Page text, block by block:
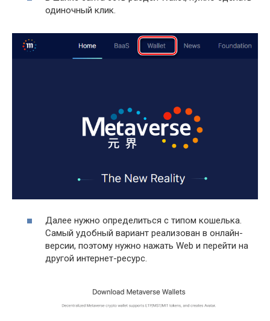
одиночный клик.
Далее нужно определиться с типом кошелька.
Самый удобный вариант реализован в онлайн-
версии, поэтому нужно нажать Web и перейти на
другой интернет-ресурс.